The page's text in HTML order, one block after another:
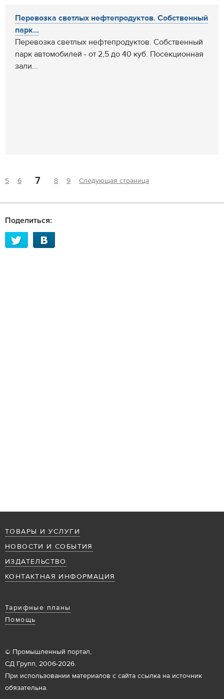
Перевозка светлых нефтепродуктов. Собственный
парк...
Перевозка светлых нефтепродуктов. Собственный
парк автомобилей - от 2,5 до 40 куб. Посекционная
зали...
5 6 7 8 9 Следующая страница
Поделиться:
ТОВАРЫ И УСЛУГИ
НОВОСТИ И СОБЫТИЯ
ИЗДАТЕЛЬСТВО
КОНТАКТНАЯ ИНФОРМАЦИЯ
Тарифные планы
Помощь
© Промышленный портал,
СД Групп, 2006-2026.
При использовании материалов с сайта ссылка на источник
обязательна.